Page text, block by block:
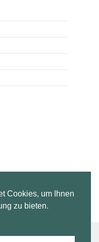
Brüseken
Cookies, um Ihnen
zu bieten.